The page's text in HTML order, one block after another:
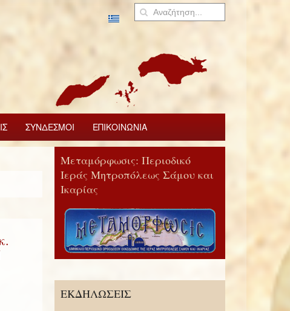
ΣΥΝΔΕΣΜΟΙ ΕΠΙΚΟΙΝΩΝΙΑ
Μεταμόρφωσις: Περιοδικό
Ιεράς Μητροπόλεως Σάμου και
Ικαρίας
ΕΚΔΗΛΩΣΕΙΣ